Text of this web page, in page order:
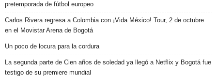
pretemporada de fútbol europeo
Carlos Rivera regresa a Colombia con ¡Vida México! Tour, 2 de octubre
en el Movistar Arena de Bogotá
Un poco de locura para la cordura
La segunda parte de Cien años de soledad ya llegó a Netflix y Bogotá fue
testigo de su premiere mundial